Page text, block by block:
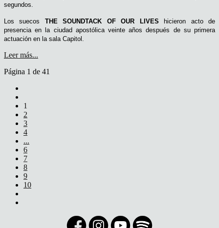
segundos.
Los suecos THE SOUNDTACK OF OUR LIVES hicieron acto de
presencia en la ciudad apostólica veinte años después de su primera
actuación en la sala Capitol.
Leer más...
Página 1 de 41
1
2
3
4
...
6
7
8
9
10